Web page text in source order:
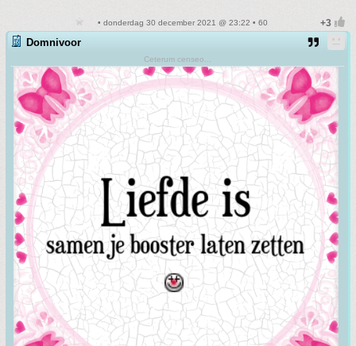
• donderdag 30 december 2021 @ 23:22 • 60
Domnivoor
Ceterum censeo...